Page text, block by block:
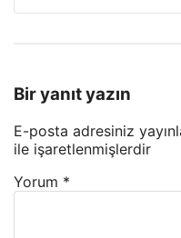
Bir yanıt yazın
E-posta adresiniz
ile işaretlenmişlerdir
Yorum *